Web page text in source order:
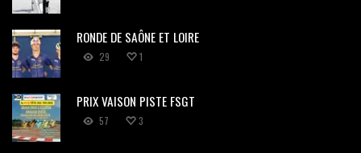
RONDE DE SAÔNE ET LOIRE
29 1
PRIX VAISON PISTE FSGT
57 3